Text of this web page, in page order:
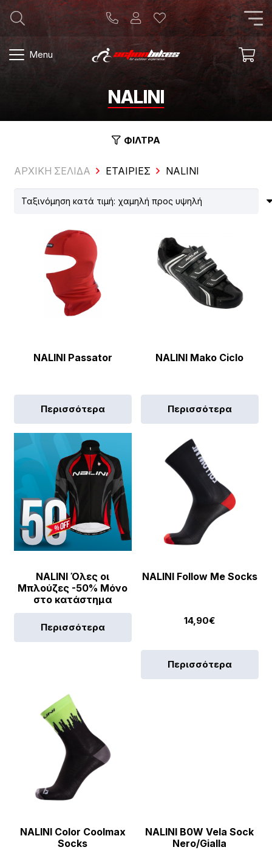
Menu
NALINI
ΦΙΛΤΡΑ
ΑΡΧΙΚΗ ΣΕΛΙΔΑ ΕΤΑΙΡΊΕΣ NALINI
NALINI Passator
Περισσότερα
NALINI Mako Ciclo
Περισσότερα
NALINI Όλες οι
Μπλούζες -50% Μόνο
στο κατάστημα
Περισσότερα
NALINI Follow Me Socks
14,90€
Περισσότερα
NALINI Color Coolmax
Socks
NALINI B0W Vela Sock
Nero/Gialla